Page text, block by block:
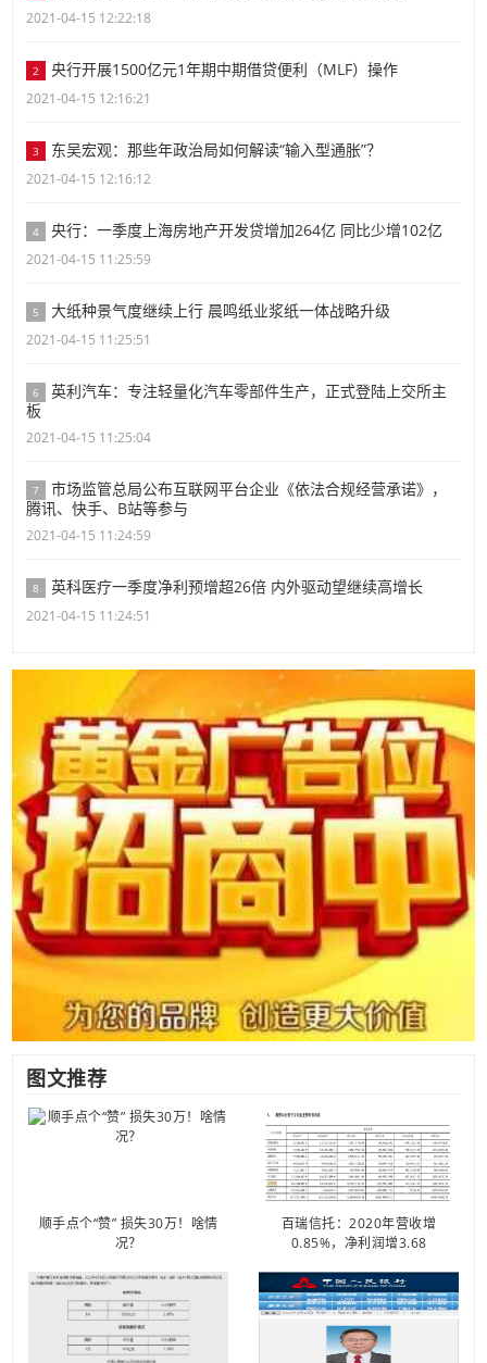
2021-04-15 12:22:18
2 央行开展1500亿元1年期中期借贷便利（MLF）操作
2021-04-15 12:16:21
3 东吴宏观：那些年政治局如何解读“输入型通胀”？
2021-04-15 12:16:12
4 央行：一季度上海房地产开发贷增加264亿 同比少增102亿
2021-04-15 11:25:59
5 大纸种景气度继续上行 晨鸣纸业浆纸一体战略升级
2021-04-15 11:25:51
6
英利汽车：专注轻量化汽车零部件生产，正式登陆上交所主
板
2021-04-15 11:25:04
7
市场监管总局公布互联网平台企业《依法合规经营承诺》，
腾讯、快手、B站等参与
2021-04-15 11:24:59
8 英科医疗一季度净利预增超26倍 内外驱动望继续高增长
2021-04-15 11:24:51
图文推荐
顺手点个“赞” 损失30万！啥情
况？
百瑞信托：2020年营收增
0.85%，净利润增3.68